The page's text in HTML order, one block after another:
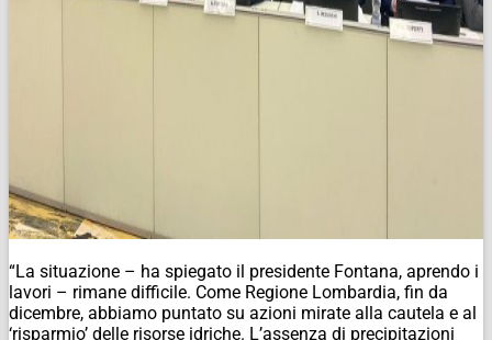
“La situazione – ha spiegato il presidente Fontana, aprendo i
lavori – rimane difficile. Come Regione Lombardia, fin da
dicembre, abbiamo puntato su azioni mirate alla cautela e al
‘risparmio’ delle risorse idriche. L’assenza di precipitazioni